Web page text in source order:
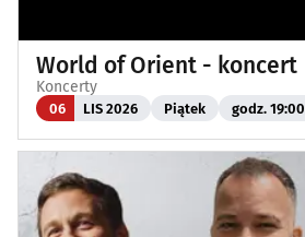
World of Orient - koncert
Koncerty
06 LIS 2026 Piątek godz. 19:00